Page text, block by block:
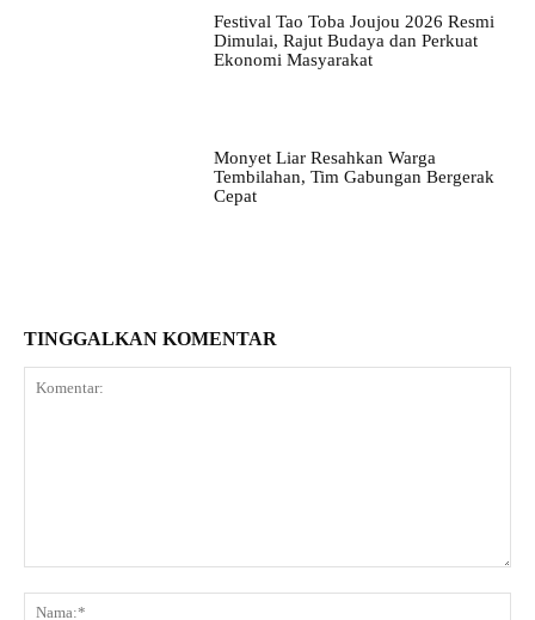
Festival Tao Toba Joujou 2026 Resmi
Dimulai, Rajut Budaya dan Perkuat
Ekonomi Masyarakat
Monyet Liar Resahkan Warga
Tembilahan, Tim Gabungan Bergerak
Cepat
TINGGALKAN KOMENTAR